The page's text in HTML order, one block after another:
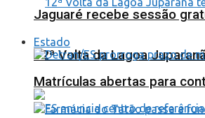
12ª Volta da Lagoa
Jaguaré recebe sessão
Estado
Matrículas abertas para